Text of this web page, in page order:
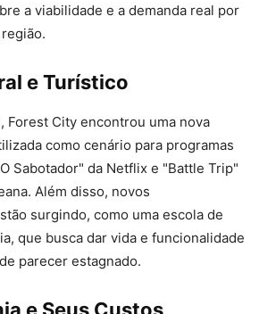
a viabilidade e a demanda real por
e Turístico
Forest City encontrou uma nova
como cenário para programas
Sabotador" da Netflix e "Battle Trip"
Além disso, novos
surgindo, como uma escola de
que busca dar vida e funcionalidade
parecer estagnado.